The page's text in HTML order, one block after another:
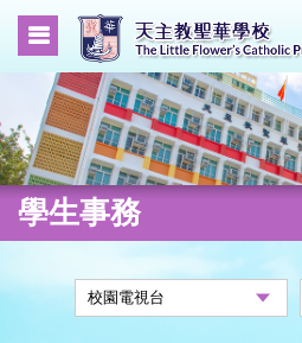
學生事務